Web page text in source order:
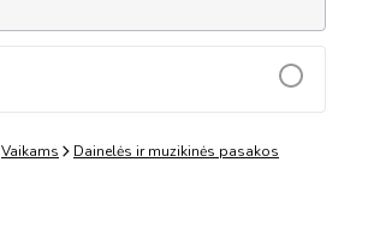
Įsidėti į krepšelį
Vaikams Dainelės ir muzikinės pasakos